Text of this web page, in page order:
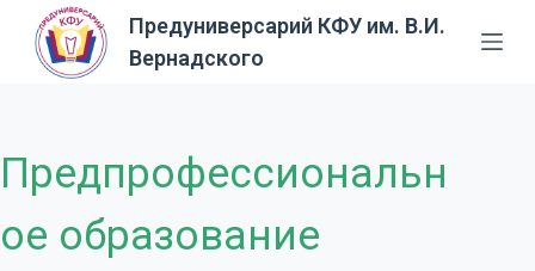
П
т
к
Предуниверсарий КФУ им. В.И.
Вернадского
Предпрофессиональн
ое образование